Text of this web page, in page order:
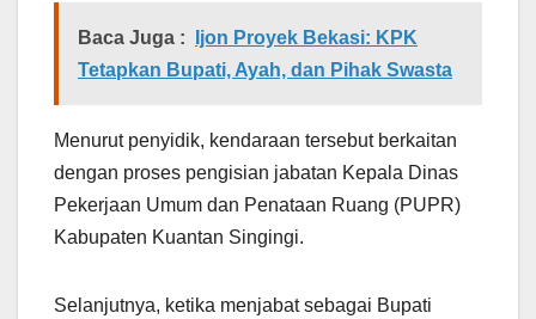
Baca Juga :
Ijon Proyek Bekasi: KPK
Tetapkan Bupati, Ayah, dan Pihak Swasta
Menurut penyidik, kendaraan tersebut berkaitan
dengan proses pengisian jabatan Kepala Dinas
Pekerjaan Umum dan Penataan Ruang (PUPR)
Kabupaten Kuantan Singingi.
Selanjutnya, ketika menjabat sebagai Bupati